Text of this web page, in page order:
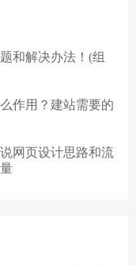
和解决办法！(组
作用？建站需要的
网页设计思路和流